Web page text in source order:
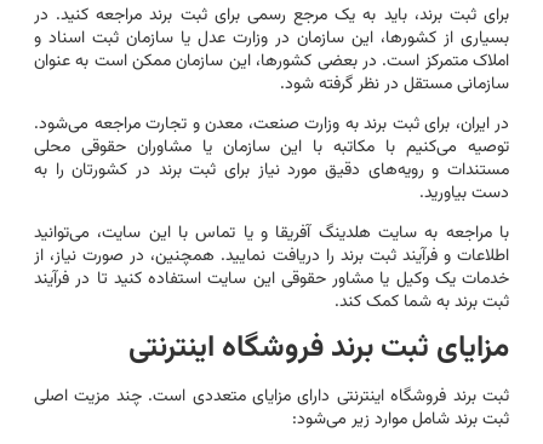
برای ثبت برند، باید به یک مرجع رسمی برای ثبت برند مراجعه کنید. در
بسیاری از کشورها، این سازمان در وزارت عدل یا سازمان ثبت اسناد و
املاک متمرکز است. در بعضی کشورها، این سازمان ممکن است به عنوان
سازمانی مستقل در نظر گرفته شود.
در ایران، برای ثبت برند به وزارت صنعت، معدن و تجارت مراجعه می‌شود.
توصیه می‌کنیم با مکاتبه با این سازمان یا مشاوران حقوقی محلی
مستندات و رویه‌های دقیق مورد نیاز برای ثبت برند در کشورتان را به
دست بیاورید.
با مراجعه به سایت هلدینگ آفریقا و یا تماس با این سایت، می‌توانید
اطلاعات و فرآیند ثبت برند را دریافت نمایید. همچنین، در صورت نیاز، از
خدمات یک وکیل یا مشاور حقوقی این سایت استفاده کنید تا در فرآیند
ثبت برند به شما کمک کند.
مزایای ثبت برند فروشگاه اینترنتی
ثبت برند فروشگاه اینترنتی دارای مزایای متعددی است. چند مزیت اصلی
ثبت برند شامل موارد زیر می‌شود: